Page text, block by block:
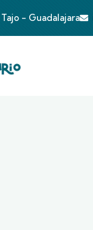
- Guadalajara